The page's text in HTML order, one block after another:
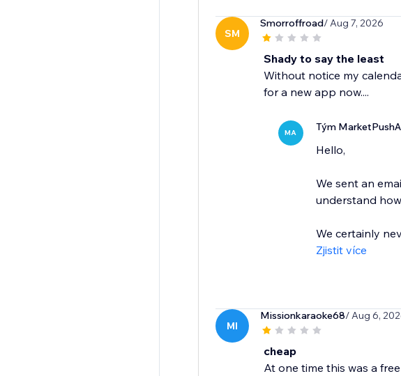
SM
Smorroffroad/ Aug 7, 2026
Shady to say the least
Without notice my
for a new app now....
MA Tým
Hello,
We sent an
understand
We certainly
Zjistit více
MI
Missionkaraoke68/ Aug 6,
cheap
At one time this was a